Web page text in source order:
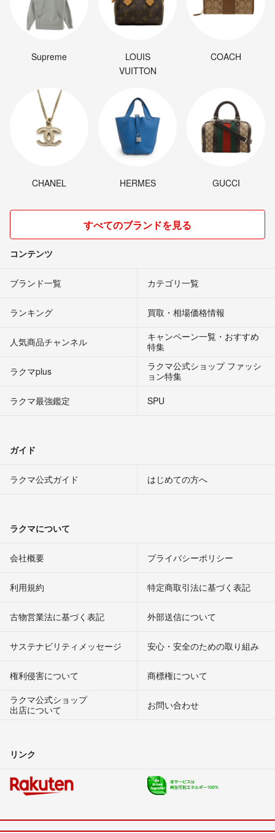
Supreme
LOUIS
VUITTON
COACH
CHANEL HERMES GUCCI
すべてのブランドを見る
コンテンツ
ブランド一覧 カテゴリ一覧
ランキング 買取・相場価格情報
人気商品チャンネル
キャンペーン一覧・おすすめ
特集
ラクマplus
ラクマ公式ショップ ファッシ
ョン特集
ラクマ最強鑑定
SPU
ガイド
ラクマ公式ガイド はじめての方へ
ラクマについて
会社概要 プライバシーポリシー
利用規約 特定商取引法に基づく表記
古物営業法に基づく表記 外部送信について
サステナビリティメッセージ 安心・安全のための取り組み
権利侵害について
商標権について
ラクマ公式ショップ
出店について
お問い合わせ
リンク